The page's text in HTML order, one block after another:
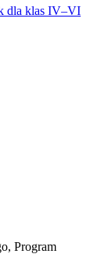
dla klas IV–VI
Program